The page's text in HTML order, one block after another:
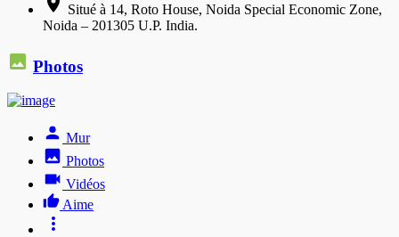
Situé à 14, Roto House, Noida Special Economic Zone,
Noida – 201305 U.P. India.
Photos
Mur
Photos
Vidéos
Aime